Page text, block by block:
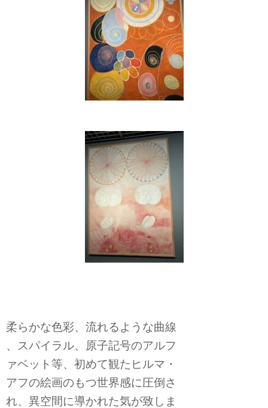
柔らかな色彩、流れるような曲線
、スパイラル、原子記号のアルフ
ァベット等、初めて観たヒルマ・
アフの絵画のもつ世界感に圧倒さ
れ、異空間に導かれた気が致しま